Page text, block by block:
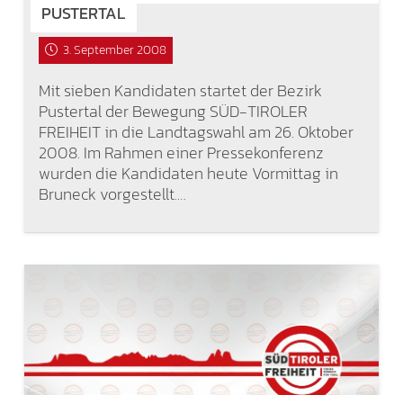
PUSTERTAL
3. September 2008
Mit sieben Kandidaten startet der Bezirk
Pustertal der Bewegung SÜD-TIROLER
FREIHEIT in die Landtagswahl am 26. Oktober
2008. Im Rahmen einer Pressekonferenz
wurden die Kandidaten heute Vormittag in
Bruneck vorgestellt.…